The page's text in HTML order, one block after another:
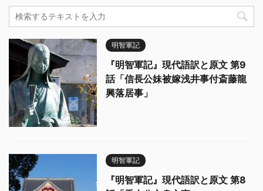
明智軍記
『明智軍記』現代語訳と原文 第9
話「信長公妹被嫁浅井事付斎藤龍
興落居事」
明智軍記
『明智軍記』現代語訳と原文 第8